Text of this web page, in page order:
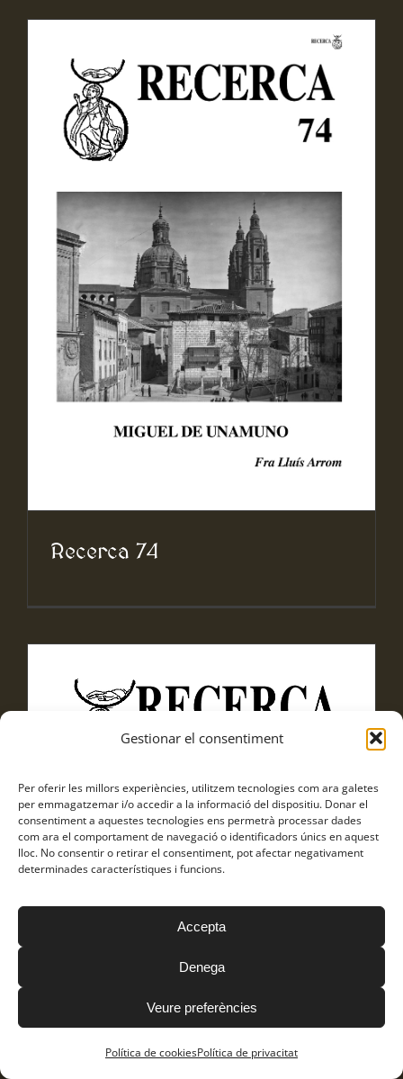
Gestionar el consentiment
Per oferir les millors experiències, utilitzem tecnologies com ara galetes
per emmagatzemar i/o accedir a la informació del dispositiu. Donar el
consentiment a aquestes tecnologies ens permetrà processar dades
com ara el comportament de navegació o identificadors únics en aquest
lloc. No consentir o retirar el consentiment, pot afectar negativament
determinades característiques i funcions.
Accepta
Denega
Veure preferències
Política de cookiesPolítica de privacitat
Recerca 74